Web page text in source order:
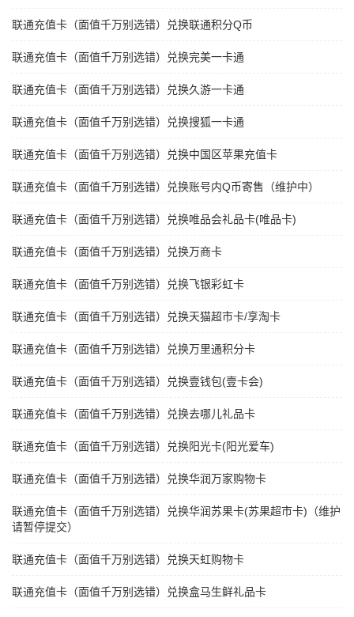
联通充值卡（面值千万别选错）兑换联通积分Q币
联通充值卡（面值千万别选错）兑换完美一卡通
联通充值卡（面值千万别选错）兑换久游一卡通
联通充值卡（面值千万别选错）兑换搜狐一卡通
联通充值卡（面值千万别选错）兑换中国区苹果充值卡
联通充值卡（面值千万别选错）兑换账号内Q币寄售（维护中）
联通充值卡（面值千万别选错）兑换唯品会礼品卡(唯品卡)
联通充值卡（面值千万别选错）兑换万商卡
联通充值卡（面值千万别选错）兑换飞银彩虹卡
联通充值卡（面值千万别选错）兑换天猫超市卡/享淘卡
联通充值卡（面值千万别选错）兑换万里通积分卡
联通充值卡（面值千万别选错）兑换壹钱包(壹卡会)
联通充值卡（面值千万别选错）兑换去哪儿礼品卡
联通充值卡（面值千万别选错）兑换阳光卡(阳光爱车)
联通充值卡（面值千万别选错）兑换华润万家购物卡
联通充值卡（面值千万别选错）兑换华润苏果卡(苏果超市卡)（维护
请暂停提交）
联通充值卡（面值千万别选错）兑换天虹购物卡
联通充值卡（面值千万别选错）兑换盒马生鲜礼品卡